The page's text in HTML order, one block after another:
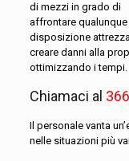
di mezzi in grado di
affrontare
disposizione
creare danni alla
ottimizzando i tempi.
Chiamaci al
Il personale vanta
nelle situazioni più